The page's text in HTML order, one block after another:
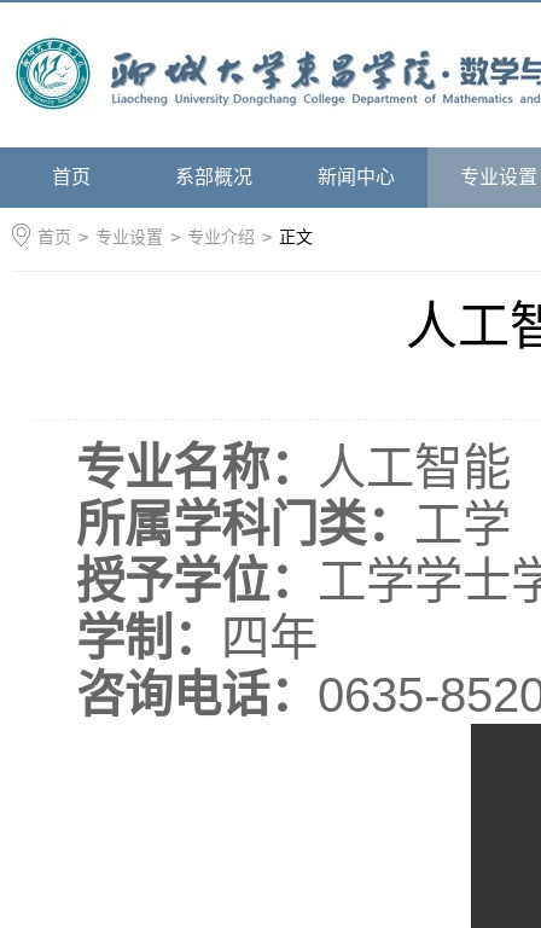
首页 系部概况 新闻中心 专业设置
首页 > 专业设置 > 专业介绍 > 正文
人工
专业名称：
人工智能
所属学科门类： 工学
授予学位： 工学学士
学制：
四年
咨询电话： 0635-